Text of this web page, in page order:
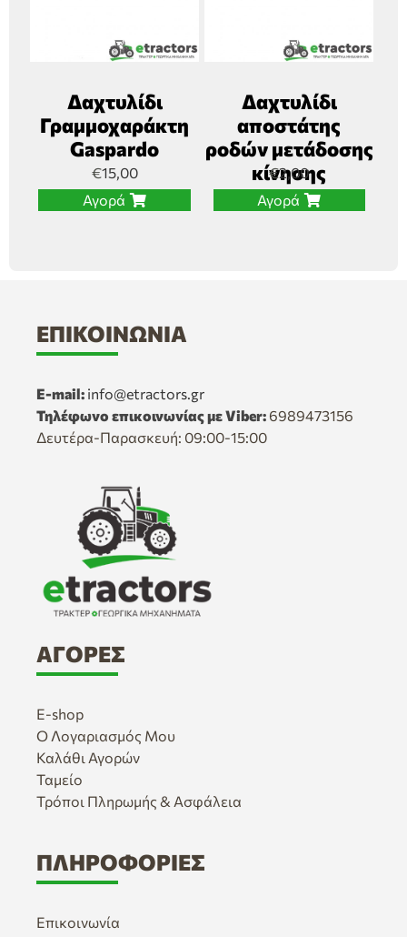
Δαχτυλίδι
Γραμμοχαράκτη
Gaspardo
€15,00
Αγορά
Δαχτυλίδι
αποστάτης
ροδών μετάδοσης
κίνησης
€2,00
Αγορά
ΕΠΙΚΟΙΝΩΝΊΑ
E-mail: info@etractors.gr
Τηλέφωνο επικοινωνίας με Viber: 6989473156
Δευτέρα-Παρασκευή: 09:00-15:00
ΑΓΟΡΈΣ
E-shop
Ο Λογαριασμός Μου
Καλάθι Αγορών
Ταμείο
Τρόποι Πληρωμής & Ασφάλεια
ΠΛΗΡΟΦΟΡΊΕΣ
Επικοινωνία